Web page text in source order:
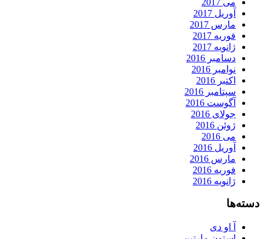
آوریل 2017
مارس 2017
فوریه 2017
ژانویه 2017
دسامبر 2016
نوامبر 2016
اکتبر 2016
سپتامبر 2016
آگوست 2016
جولای 2016
ژوئن 2016
می 2016
آوریل 2016
مارس 2016
فوریه 2016
ژانویه 2016
دسته‌ها
آ او دی